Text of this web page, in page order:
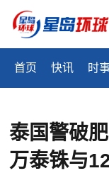
首页 快讯 时
泰国警破
万泰铢与